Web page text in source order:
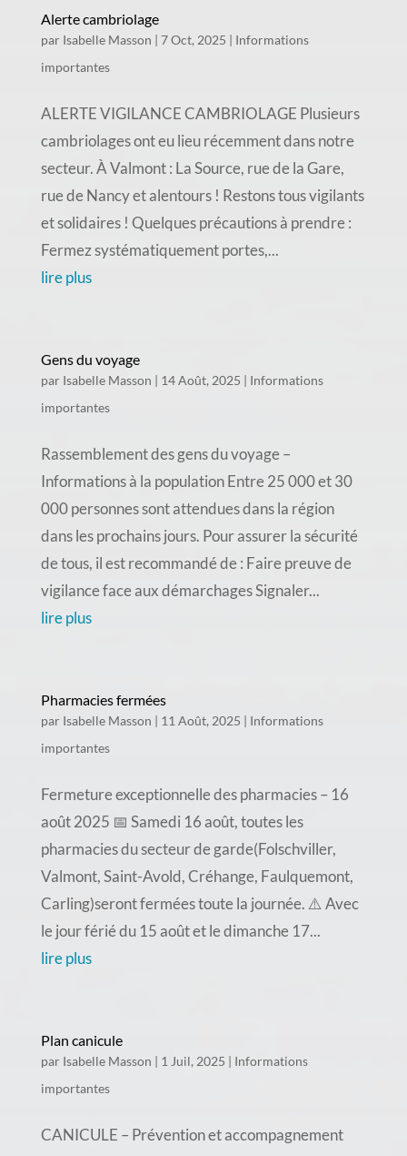
Alerte cambriolage
par Isabelle Masson | 7 Oct, 2025 | Informations
importantes
ALERTE VIGILANCE CAMBRIOLAGE Plusieurs
cambriolages ont eu lieu récemment dans notre
secteur. À Valmont : La Source, rue de la Gare,
rue de Nancy et alentours ! Restons tous vigilants
et solidaires ! Quelques précautions à prendre :
Fermez systématiquement portes,...
lire plus
Gens du voyage
par Isabelle Masson | 14 Août, 2025 | Informations
importantes
Rassemblement des gens du voyage –
Informations à la population Entre 25 000 et 30
000 personnes sont attendues dans la région
dans les prochains jours. Pour assurer la sécurité
de tous, il est recommandé de : Faire preuve de
vigilance face aux démarchages Signaler...
lire plus
Pharmacies fermées
par Isabelle Masson | 11 Août, 2025 | Informations
importantes
Fermeture exceptionnelle des pharmacies – 16
août 2025 📅 Samedi 16 août, toutes les
pharmacies du secteur de garde(Folschviller,
Valmont, Saint-Avold, Créhange, Faulquemont,
Carling)seront fermées toute la journée. ⚠️ Avec
le jour férié du 15 août et le dimanche 17...
lire plus
Plan canicule
par Isabelle Masson | 1 Juil, 2025 | Informations
importantes
CANICULE – Prévention et accompagnement